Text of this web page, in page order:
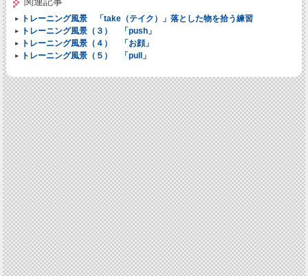
トレーニング風景 「take（テイク）」落とした物を拾う練習
トレーニング風景（３） 「push」
トレーニング風景（４） 「お顔」
トレーニング風景（５） 「pull」